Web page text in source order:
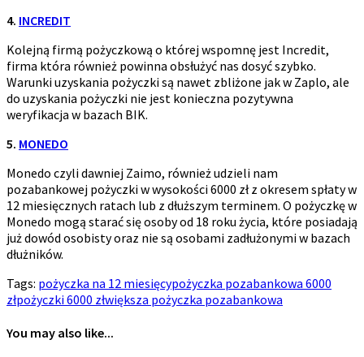
4. INCREDIT
Kolejną firmą pożyczkową o której wspomnę jest Incredit,
firma która również powinna obsłużyć nas dosyć szybko.
Warunki uzyskania pożyczki są nawet zbliżone jak w Zaplo, ale
do uzyskania pożyczki nie jest konieczna pozytywna
weryfikacja w bazach BIK.
5. MONEDO
Monedo czyli dawniej Zaimo, również udzieli nam
pozabankowej pożyczki w wysokości 6000 zł z okresem spłaty w
12 miesięcznych ratach lub z dłuższym terminem. O pożyczkę w
Monedo mogą starać się osoby od 18 roku życia, które posiadają
już dowód osobisty oraz nie są osobami zadłużonymi w bazach
dłużników.
Tags: pożyczka na 12 miesięcypożyczka pozabankowa 6000
złpożyczki 6000 złwiększa pożyczka pozabankowa
You may also like...